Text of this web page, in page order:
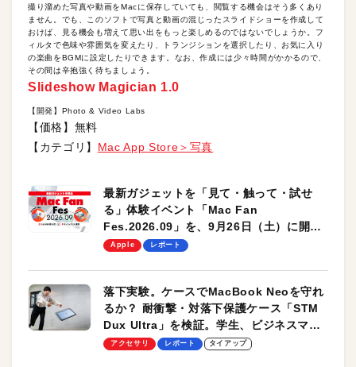
撮り溜めた写真や動画をMacに保存していても、閲覧する機会はそう多くあり
ません。でも、このソフトで写真と動画の混じったスライドショーを作成して
おけば、見る機会も増えて思い出をもっと楽しめるのではないでしょうか。フ
ィルタで色味や雰囲気を変えたり、トランジションを選択したり、お気に入り
の楽曲をBGMに設定したりできます。なお、作成には少々時間がかかるので、
その間は辛抱強く待ちましょう。
Slideshow Magician 1.0
【開発】Photo & Video Labs
【価格】無料
【カテゴリ】 Mac App Store＞写真
最新ガジェットを「見て・触って・試せ
る」体験イベント「Mac Fan
Fes.2026.09」を、9月26日（土）に開催
します！
Apple レポート
落下実験。ケースでMacBook Neoを守れ
るか？ 耐衝撃・対落下保護ケース「STM
Dux Ultra」を検証。学生、ビジネスマン
のモバイルユースに最適！
アクセサリ レポート タイアップ